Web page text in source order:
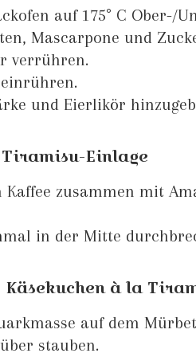
auf 175° C Ober-/
Mascarpone und
verrühren.
und Eierlikör
Einlage
Kaffee zusammen mit
in der Mitte
à la
auf dem
stauben.